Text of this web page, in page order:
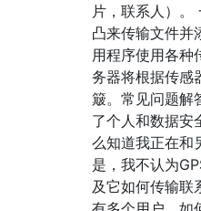
片，联系人）。
凸来传输文件并
用程序使用各种
务器将根据传感
簸。常见问题解
了个人和数据安
么知道我正在和
是，我不认为
及它如何传输联